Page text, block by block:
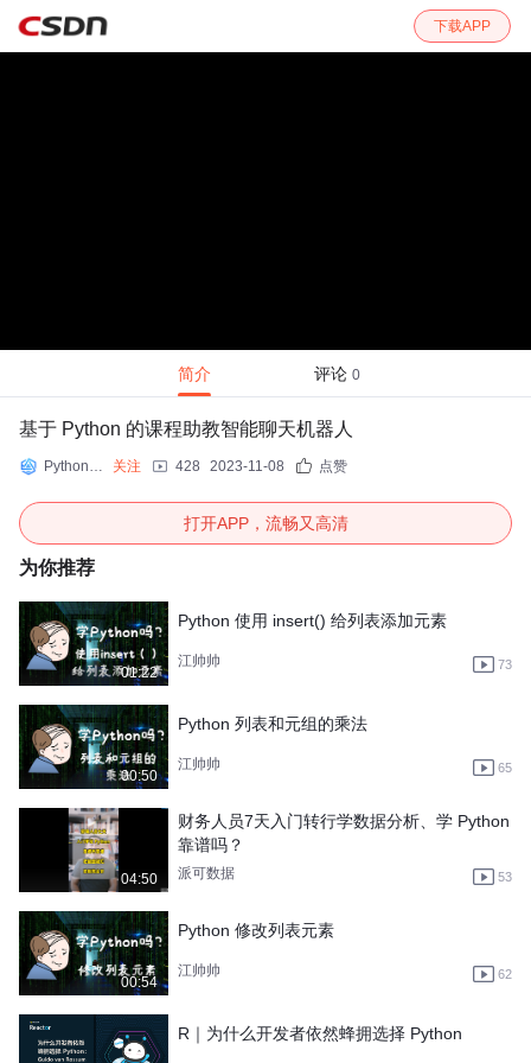
下载APP
简介 评论 0
基于 Python 的课程助教智能聊天机器人
Python极客之家 关注 428 2023-11-08 点赞
打开APP，流畅又高清
为你推荐
01:22
Python 使用 insert() 给列表添加元素
江帅帅 73
00:50
Python 列表和元组的乘法
江帅帅 65
04:50
财务人员7天入门转行学数据分析、学 Python
靠谱吗？
派可数据 53
00:54
Python 修改列表元素
江帅帅 62
R｜为什么开发者依然蜂拥选择 Python